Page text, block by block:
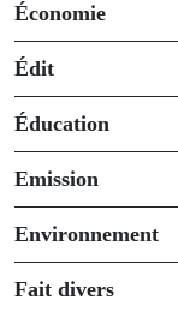
Économie
Édit
Éducation
Emission
Environnement
Fait divers